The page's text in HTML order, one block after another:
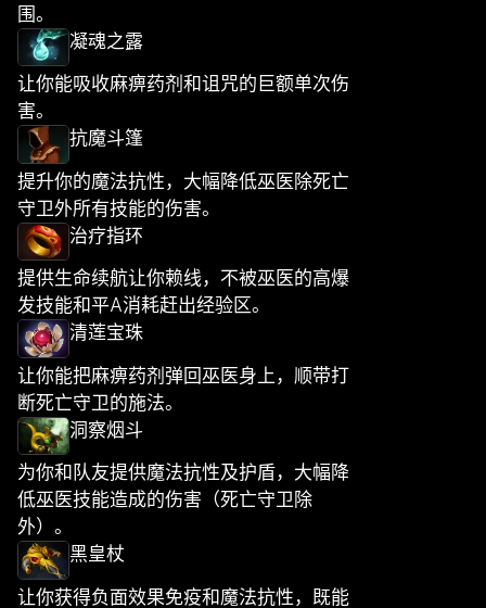
围。
凝魂之露
让你能吸收麻痹药剂和诅咒的巨额单次伤
害。
抗魔斗篷
提升你的魔法抗性，大幅降低巫医除死亡
守卫外所有技能的伤害。
治疗指环
提供生命续航让你赖线，不被巫医的高爆
发技能和平A消耗赶出经验区。
清莲宝珠
让你能把麻痹药剂弹回巫医身上，顺带打
断死亡守卫的施法。
洞察烟斗
为你和队友提供魔法抗性及护盾，大幅降
低巫医技能造成的伤害（死亡守卫除
外）。
黑皇杖
让你获得负面效果免疫和魔法抗性，既能